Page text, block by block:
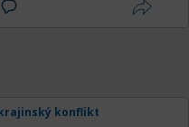
konflikt